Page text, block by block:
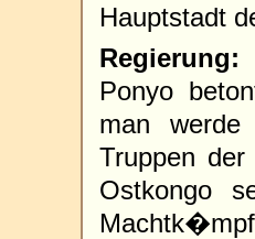
Hauptstadt
Regierung:
Ponyo
man
Truppen
Ostkongo